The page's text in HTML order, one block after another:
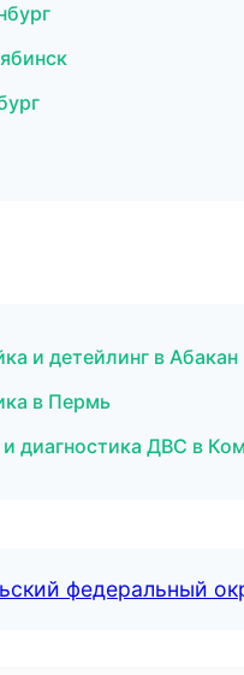
и детейлинг в Абакан
в Пермь
диагностика ДВС в
федеральный